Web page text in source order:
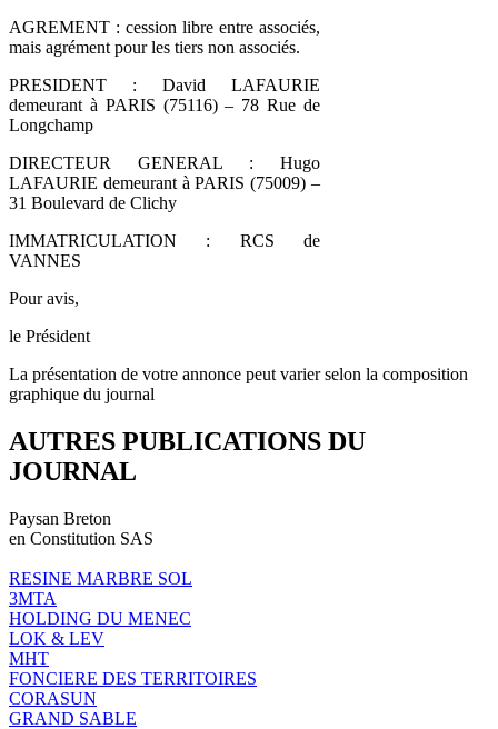
AGREMENT : cession libre entre associés,
mais agrément pour les tiers non associés.
PRESIDENT : David LAFAURIE
demeurant à PARIS (75116) – 78 Rue de
Longchamp
DIRECTEUR GENERAL : Hugo
LAFAURIE demeurant à PARIS (75009) –
31 Boulevard de Clichy
IMMATRICULATION : RCS de
VANNES
Pour avis,
le Président
La présentation de votre annonce peut varier selon la composition
graphique du journal
AUTRES PUBLICATIONS DU
JOURNAL
Paysan Breton
en Constitution SAS
RESINE MARBRE SOL
3MTA
HOLDING DU MENEC
LOK & LEV
MHT
FONCIERE DES TERRITOIRES
CORASUN
GRAND SABLE